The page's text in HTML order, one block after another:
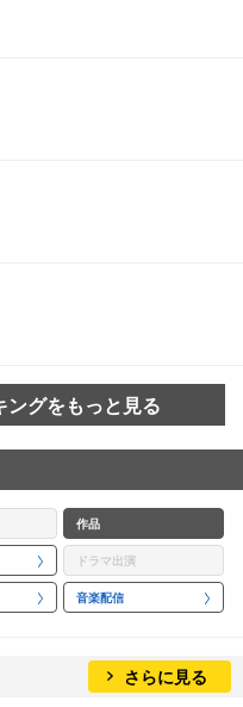
グをもっと見る
作品
ドラマ出演
音楽配信
さらに見る